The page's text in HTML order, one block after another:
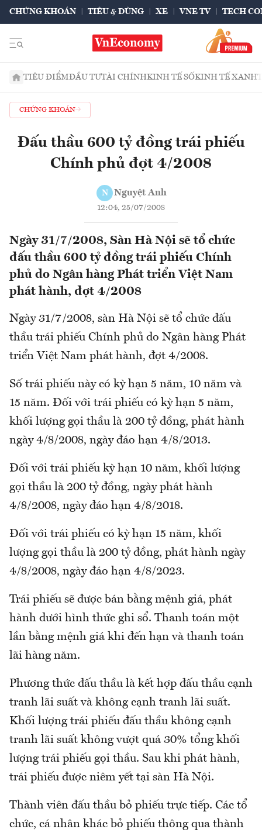
CHỨNG KHOÁN TIÊU & DÙNG XE VNE TV TECH
TIÊU ĐIỂMĐẦU TƯTÀI CHÍNHKINH TẾ SỐKINH TẾ XANH
CHỨNG KHOÁN
Đấu thầu 600 tỷ đồng trái phiếu
Chính phủ đợt 4/2008
N Nguyệt Anh
12:04, 25/07/2008
Ngày 31/7/2008, Sàn Hà Nội sẽ tổ chức
đấu thầu 600 tỷ đồng trái phiếu Chính
phủ do Ngân hàng Phát triển Việt Nam
phát hành, đợt 4/2008
Ngày 31/7/2008, sàn Hà Nội sẽ tổ chức đấu
thầu trái phiếu Chính phủ do Ngân hàng Phát
triển Việt Nam phát hành, đợt 4/2008.
Số trái phiếu này có kỳ hạn 5 năm, 10 năm và
15 năm. Đối với trái phiếu có kỳ hạn 5 năm,
khối lượng gọi thầu là 200 tỷ đồng, phát hành
ngày 4/8/2008, ngày đáo hạn 4/8/2013.
Đối với trái phiếu kỳ hạn 10 năm, khối lượng
gọi thầu là 200 tỷ đồng, ngày phát hành
4/8/2008, ngày đáo hạn 4/8/2018.
Đối với trái phiếu có kỳ hạn 15 năm, khối
lượng gọi thầu là 200 tỷ đồng, phát hành ngày
4/8/2008, ngày đáo hạn 4/8/2023.
Trái phiếu sẽ được bán bằng mệnh giá, phát
hành dưới hình thức ghi sổ. Thanh toán một
lần bằng mệnh giá khi đến hạn và thanh toán
lãi hàng năm.
Phương thức đấu thầu là kết hợp đấu thầu cạnh
tranh lãi suất và không cạnh tranh lãi suất.
Khối lượng trái phiếu đấu thầu không cạnh
tranh lãi suất không vượt quá 30% tổng khối
lượng trái phiếu gọi thầu. Sau khi phát hành,
trái phiếu được niêm yết tại sàn Hà Nội.
Thành viên đấu thầu bỏ phiếu trực tiếp. Các tổ
chức, cá nhân khác bỏ phiếu thông qua thành